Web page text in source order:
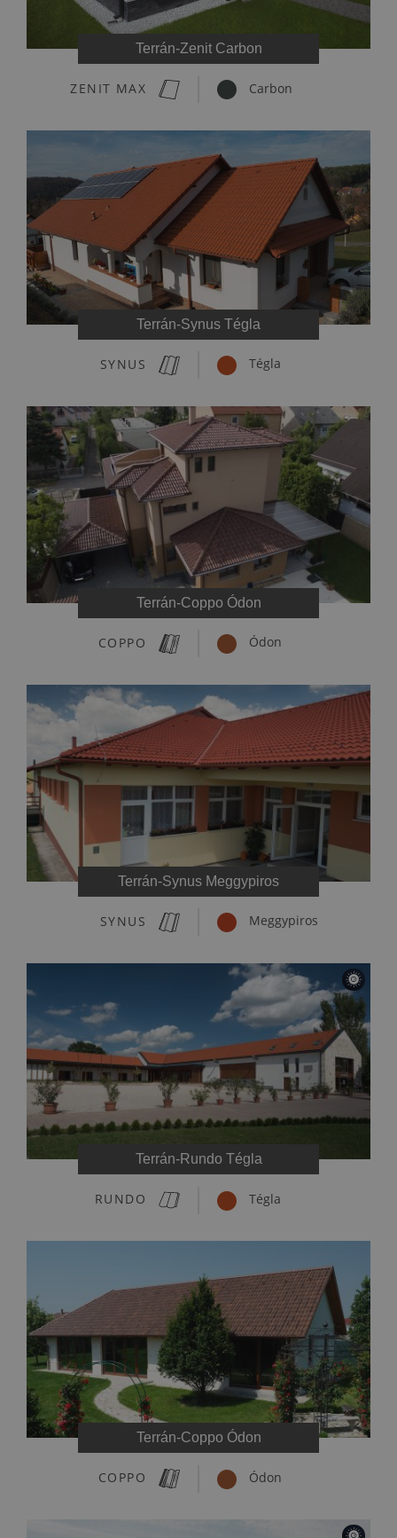
Terrán-Zenit Carbon
ZENIT MAX Carbon
Terrán-Synus Tégla
SYNUS Tégla
Terrán-Coppo Ódon
COPPO Ódon
Terrán-Synus Meggypiros
SYNUS Meggypiros
Terrán-Rundo Tégla
RUNDO Tégla
Terrán-Coppo Ódon
COPPO Ódon